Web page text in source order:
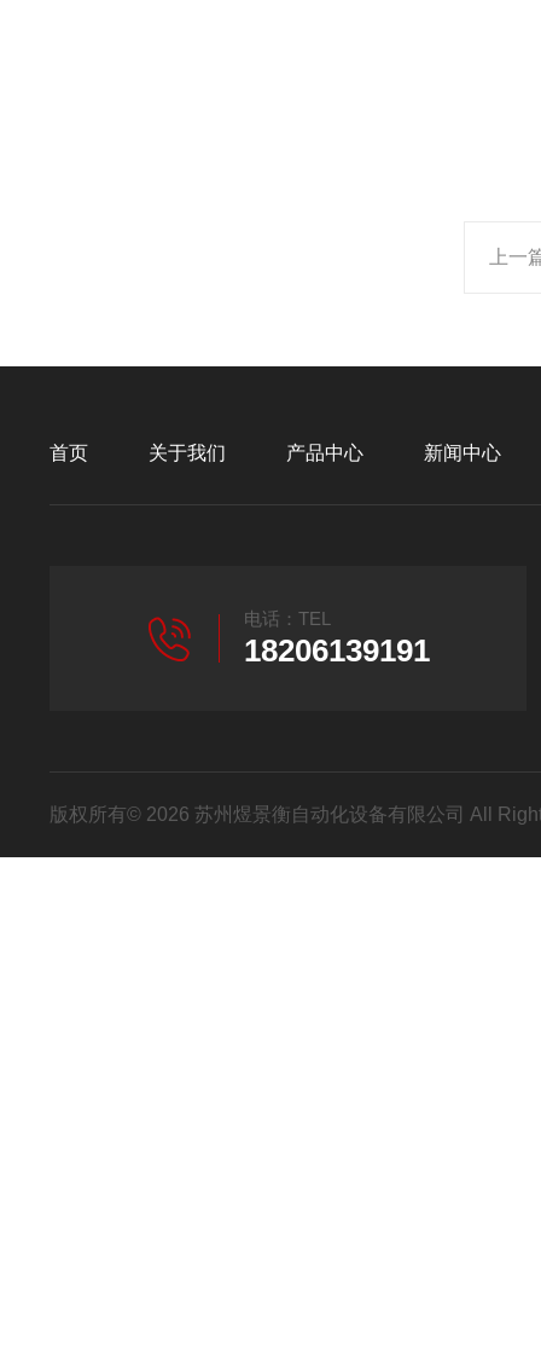
上一
首页 关于我们 产品中心 新闻中心
电话：TEL
18206139191
版权所有© 2026 苏州煜景衡自动化设备有限公司 All